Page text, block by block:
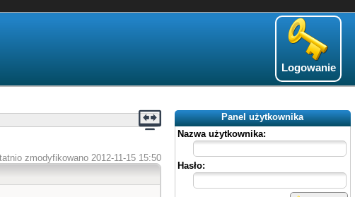
Logowanie
Panel użytkownika
Nazwa użytkownika:
Hasło:
zmodyfikowano 2012-11-15 15:50